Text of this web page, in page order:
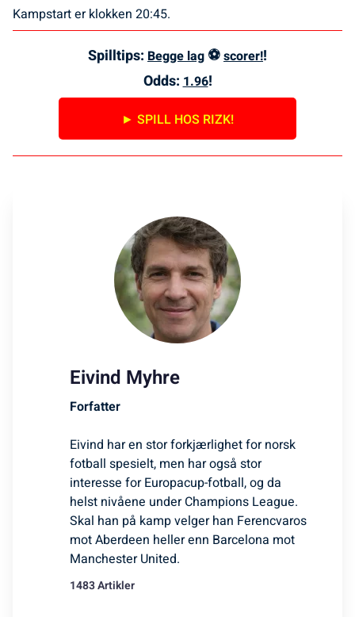
Kampstart er klokken 20:45.
Spilltips: Begge lag ⚽scorer!!
Odds:1.96!
► SPILL HOS RIZK!
Eivind Myhre
Forfatter
Eivind har en stor forkjærlighet for norsk
fotball spesielt, men har også stor
interesse for Europacup-fotball, og da
helst nivåene under Champions League.
Skal han på kamp velger han Ferencvaros
mot Aberdeen heller enn Barcelona mot
Manchester United.
1483 Artikler